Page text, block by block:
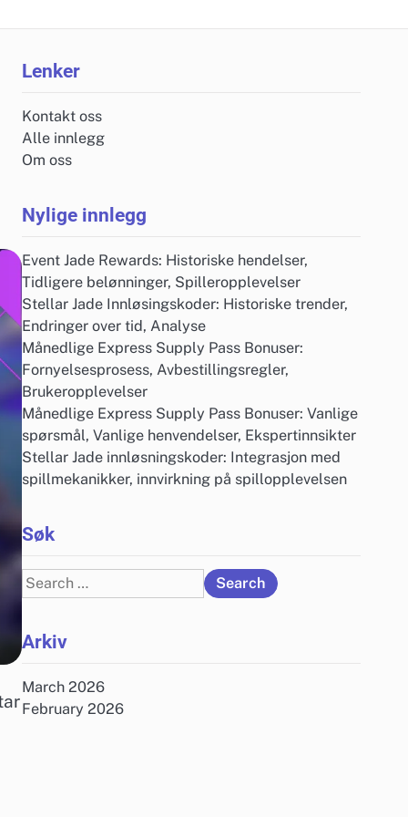
Lenker
Kontakt oss
Alle innlegg
Om oss
Nylige innlegg
Event Jade Rewards: Historiske hendelser,
Tidligere belønninger, Spilleropplevelser
Stellar Jade Innløsingskoder: Historiske trender,
Endringer over tid, Analyse
Månedlige Express Supply Pass Bonuser:
Fornyelsesprosess, Avbestillingsregler,
Brukeropplevelser
Månedlige Express Supply Pass Bonuser: Vanlige
spørsmål, Vanlige henvendelser, Ekspertinnsikter
Stellar Jade innløsningskoder: Integrasjon med
spillmekanikker, innvirkning på spillopplevelsen
Søk
Search
for:
Arkiv
March 2026
February 2026